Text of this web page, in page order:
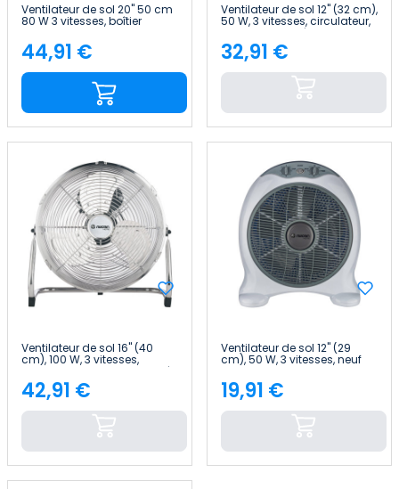
Ventilateur de sol 20" 50 cm
80 W 3 vitesses, boîtier
Price
44,91 €
Ventilateur de sol 12" (32 cm),
50 W, 3 vitesses, circulateur,
couleur argentée Raydan
Home
Price
32,91 €
Ventilateur de sol 16" (40
cm), 100 W, 3 vitesses,
circulateur, couleur argentée
Raydan Home
Price
42,91 €
Ventilateur de sol 12" (29
cm), 50 W, 3 vitesses, neuf
d'origine, blanc/gris Raydan
Home
Price
19,91 €